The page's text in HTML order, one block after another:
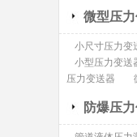
微型压
小尺寸压力变
小型压力变送
压力变送器
防爆压